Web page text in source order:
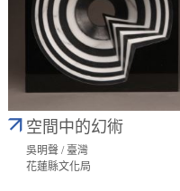
空間中的幻術
吳明聲 / 臺灣
花蓮縣文化局